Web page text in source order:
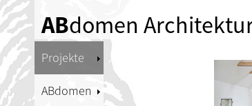
ABdomen
Projekte
ABdomen